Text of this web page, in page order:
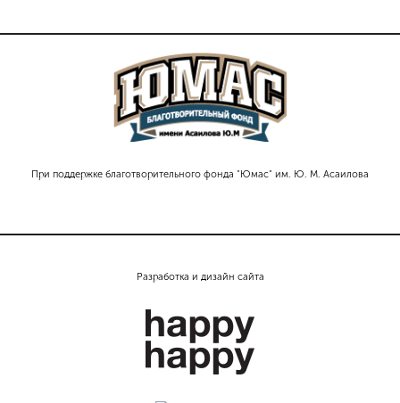
При поддержке благотворительного фонда "Юмас" им. Ю. М. Асаилова
Разработка и дизайн сайта